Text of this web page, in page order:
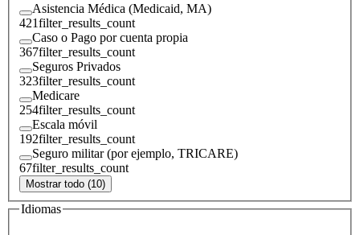
Asistencia Médica (Medicaid, MA)
421filter_results_count
Caso o Pago por cuenta propia
367filter_results_count
Seguros Privados
323filter_results_count
Medicare
254filter_results_count
Escala móvil
192filter_results_count
Seguro militar (por ejemplo, TRICARE)
67filter_results_count
Mostrar todo (10)
Idiomas